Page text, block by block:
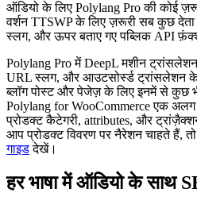
ऑडियो के लिए Polylang Pro की कोई
वर्शन TTSWP के लिए ज़रूरी सब कुछ
स्लग, और ऊपर बताए गए पब्लिक API
Polylang Pro में DeepL मशीन
URL स्लग, और आउटसोर्स्ड ट्रांसलेशन के
ब्लॉग पोस्ट और पेजेज़ के लिए इनमें से कुछ
Polylang for WooCommerce एक
प्रोडक्ट कैटेगरी, attributes, और
आप प्रोडक्ट विवरण पर नैरेशन चाहते हैं, तो
गाइडदेखें।
हर भाषा में ऑडियो के साथ